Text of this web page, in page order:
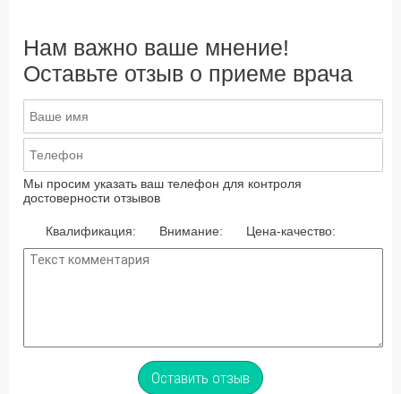
Нам важно ваше мнение!
Оставьте отзыв о приеме врача
Мы просим указать ваш телефон для контроля
достоверности отзывов
Квалификация: Внимание: Цена-качество:
Оставить отзыв